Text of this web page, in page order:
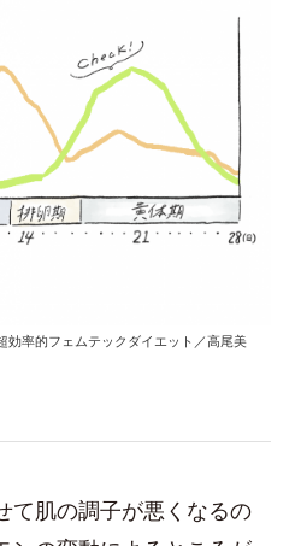
効率的フェムテックダイエット／高尾美
て肌の調子が悪くなるの